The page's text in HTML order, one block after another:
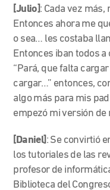
[Julio]: Cada vez
Entonces ahora me
o sea… les costaba
Entonces iban todos
“Pará, que falta
cargar…” entonces, co
algo más para mis
empezó mi versión de
[Daniel] : Se convirtió
los tutoriales de las
profesor de
Biblioteca del